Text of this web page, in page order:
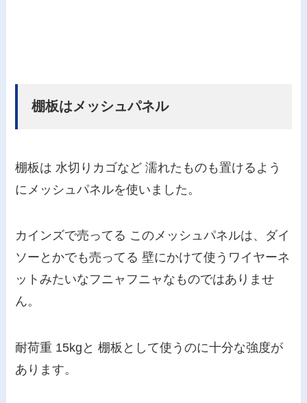
棚板はメッシュパネル
棚板は 水切りカゴなど 濡れたものも置けるよう
にメッシュパネルを使いました。
カインズで売ってる このメッシュパネルは、ダイ
ソーとかでも売ってる 壁にかけて使うワイヤーネ
ットみたいなフニャフニャなものではありませ
ん。
耐荷重 15kgと 棚板として使うのに十分な強度が
あります。